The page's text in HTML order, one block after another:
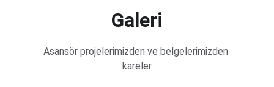
Galeri
Asansör projelerimizden ve belgelerimizden
kareler